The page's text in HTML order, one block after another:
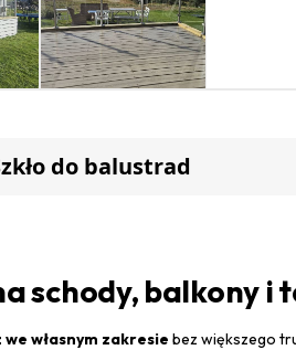
do balustrad
schody, balkony i
własnym zakresie bez większego